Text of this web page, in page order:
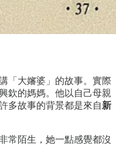
「大嬸婆」的故事。實際
欽的媽媽。他以自己母親
多故事的背景都是來自新
常陌生，她一點感覺都沒